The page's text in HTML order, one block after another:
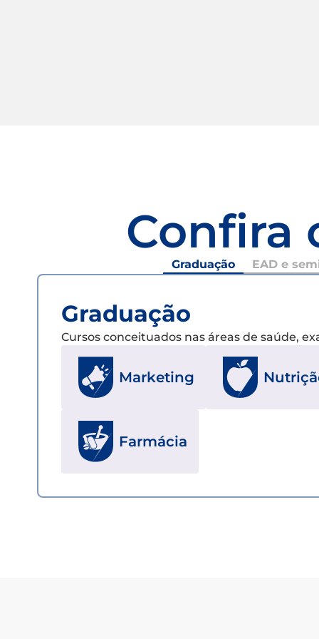
Confira
Graduação EAD e
Graduação
Cursos conceituados nas áreas de saúde,
Marketing
Farmácia